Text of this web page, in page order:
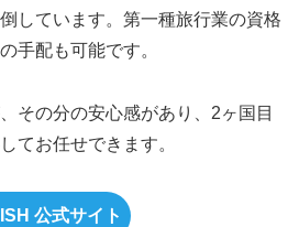
しています。第一種旅行業の資格
手配も可能です。
その分の安心感があり、2ヶ国目
てお任せできます。
公式サイト